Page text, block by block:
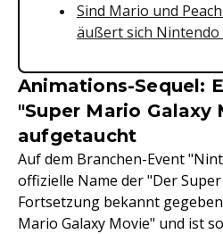
Sind Mario und
äußert sich
Animations-Sequel:
"Super Mario Galaxy
aufgetaucht
Auf dem Branchen-Event
offizielle Name der "Der
Fortsetzung bekannt
Mario Galaxy Movie" und ist